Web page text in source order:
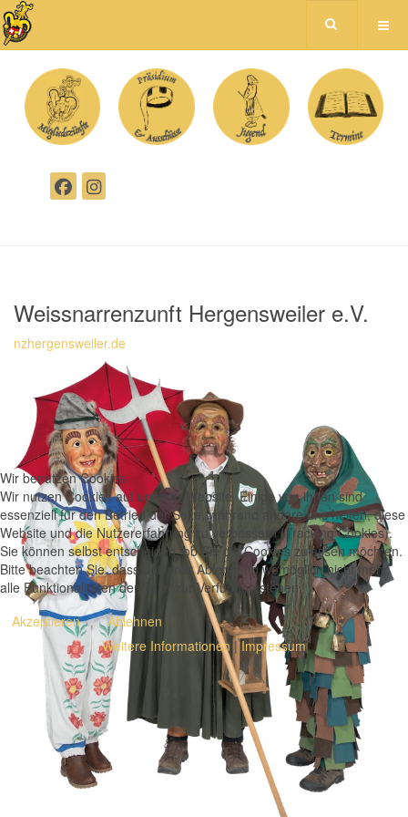
Weissnarrenzunft Hergensweiler e.V.
nzhergensweiler.de
Wir benutzen Cookies
Wir nutzen Cookies auf unserer Website. Einige von ihnen sind
essenziell für den Betrieb der Seite, während andere uns helfen, diese
Website und die Nutzererfahrung zu verbessern (Tracking Cookies).
Sie können selbst entscheiden, ob Sie die Cookies zulassen möchten.
Bitte beachten Sie, dass bei einer Ablehnung womöglich nicht mehr
alle Funktionalitäten der Seite zur Verfügung stehen.
Akzeptieren
Ablehnen
Weitere Informationen|Impressum